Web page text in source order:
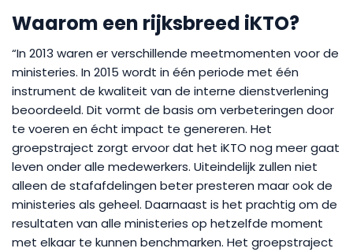
Waarom een rijksbreed iKTO?
“In 2013 waren er verschillende meetmomenten voor de
ministeries. In 2015 wordt in één periode met één
instrument de kwaliteit van de interne dienstverlening
beoordeeld. Dit vormt de basis om verbeteringen door
te voeren en écht impact te genereren. Het
groepstraject zorgt ervoor dat het iKTO nog meer gaat
leven onder alle medewerkers. Uiteindelijk zullen niet
alleen de stafafdelingen beter presteren maar ook de
ministeries als geheel. Daarnaast is het prachtig om de
resultaten van alle ministeries op hetzelfde moment
met elkaar te kunnen benchmarken. Het groepstraject